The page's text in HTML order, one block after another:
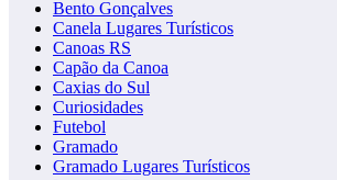
Bento Gonçalves
Canela Lugares Turísticos
Canoas RS
Capão da Canoa
Caxias do Sul
Curiosidades
Futebol
Gramado
Gramado Lugares Turísticos